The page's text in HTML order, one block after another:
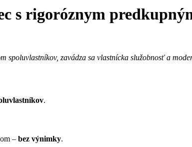
s rigoróznym
spoluvlastníkov, zavádza sa vlastnícka služobnosť a
.
– bez výnimky.